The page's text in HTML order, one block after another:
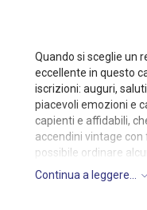
Quando si sceglie un
eccellente in questo
iscrizioni: auguri,
piacevoli emozioni e
capienti e affidabili,
accendini vintage
possibile ordinare
ricoperta d'oro. In un
inossidabile del
Continua a leggere...